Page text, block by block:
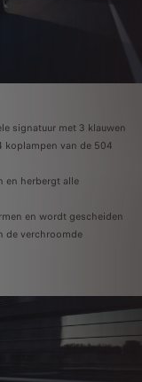
signatuur met 3 klauwen
koplampen van de 504
en herbergt alle
en wordt gescheiden
de verchroomde